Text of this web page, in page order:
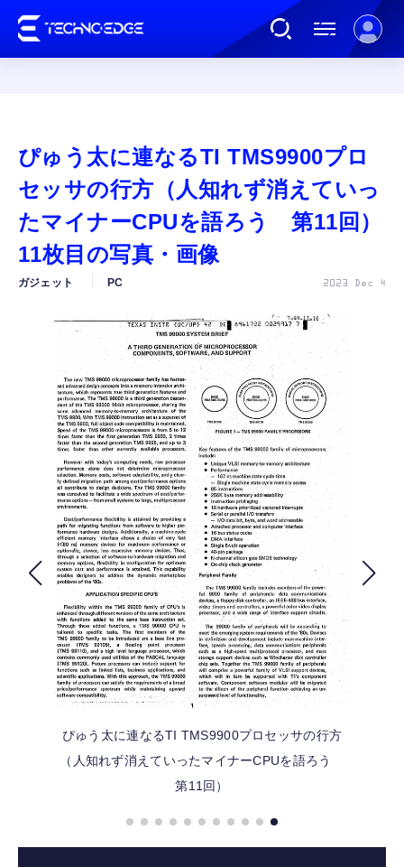
AI
ガジェット
カルチャー
公式ストア
FOLLOW US
ぴゅう太に連なるTI TMS9900プロ
セッサの行方（人知れず消えていっ
たマイナーCPUを語ろう 第11回）
11枚目の写真・画像
ガジェット PC 2023 Dec 4
ぴゅう太に連なるTI TMS9900プロセッサの行方
（人知れず消えていったマイナーCPUを語ろう
第11回）